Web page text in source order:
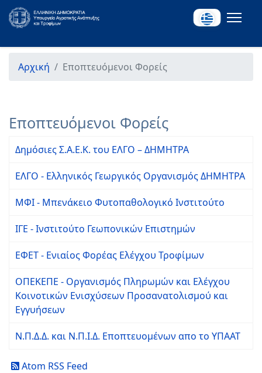
Αρχική Εποπτευόμενοι Φορείς
Εποπτευόμενοι Φορείς
Δημόσιες Σ.Α.Ε.Κ. του ΕΛΓΟ – ΔΗΜΗΤΡΑ
ΕΛΓΟ - Ελληνικός Γεωργικός Οργανισμός ΔΗΜΗΤΡΑ
ΜΦΙ - Μπενάκειο Φυτοπαθολογικό Ινστιτούτο
ΙΓΕ - Ινστιτούτο Γεωπονικών Επιστημών
ΕΦΕΤ - Ενιαίος Φορέας Ελέγχου Τροφίμων
ΟΠΕΚΕΠΕ - Οργανισμός Πληρωμών και Ελέγχου
Κοινοτικών Ενισχύσεων Προσανατολισμού και
Εγγυήσεων
Ν.Π.Δ.Δ. και Ν.Π.Ι.Δ. Εποπτευομένων απο το ΥΠΑΑΤ
Atom RSS Feed